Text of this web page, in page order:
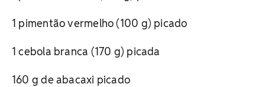
1 pimentão vermelho (100 g) picado
1 cebola branca (170 g) picada
160 g de abacaxi picado